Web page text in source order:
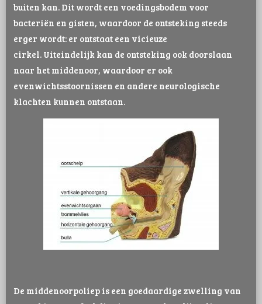
buiten kan. Dit wordt een voedingsbodem voor
bacteriën en gisten, waardoor de ontsteking steeds
erger wordt: er ontstaat een vicieuze
cirkel. Uiteindelijk kan de ontsteking ook doorslaan
naar het middenoor, waardoor er ook
evenwichtsstoornissen en andere neurologische
klachten kunnen ontstaan.
De middenoorpoliep is een goedaardige zwelling van